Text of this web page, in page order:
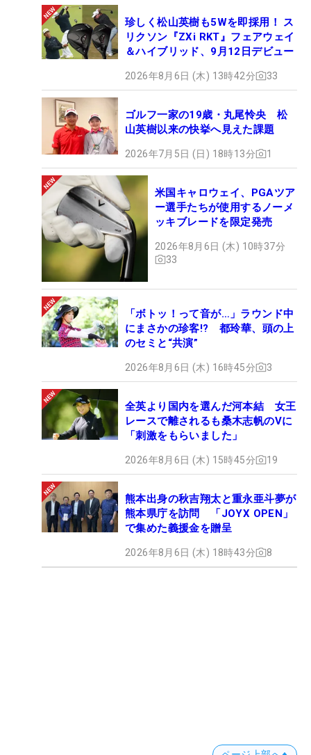
珍しく松山英樹も5Wを即採用！ ス
リクソン『ZXi RKT』フェアウェイ
＆ハイブリッド、9月12日デビュー
2026年8月6日 (木) 13時42分 33
ゴルフ一家の19歳・丸尾怜央 松
山英樹以来の快挙へ見えた課題
2026年7月5日 (日) 18時13分 1
米国キャロウェイ、PGAツア
ー選手たちが使用するノーメ
ッキブレードを限定発売
2026年8月6日 (木) 10時37分
33
「ボトッ！って音が…」ラウンド中
にまさかの珍客!? 都玲華、頭の上
のセミと“共演”
2026年8月6日 (木) 16時45分 3
全英より国内を選んだ河本結 女王
レースで離されるも桑木志帆のVに
「刺激をもらいました」
2026年8月6日 (木) 15時45分 19
熊本出身の秋吉翔太と重永亜斗夢が
熊本県庁を訪問 「JOYX OPEN」
で集めた義援金を贈呈
2026年8月6日 (木) 18時43分 8